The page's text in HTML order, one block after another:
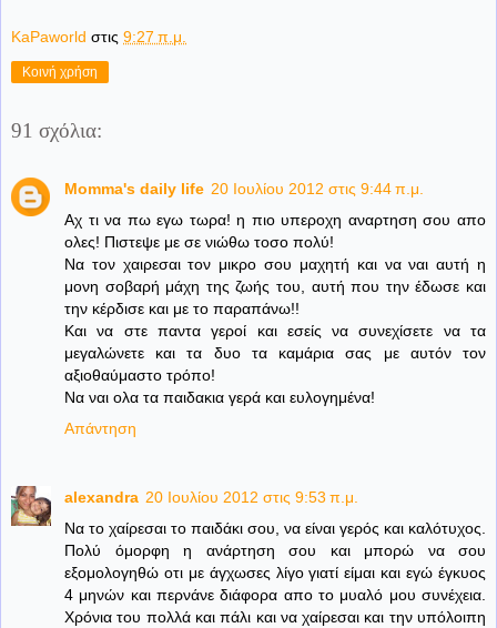
KaPaworld στις 9:27 π.μ.
Κοινή χρήση
91 σχόλια:
Momma's daily life 20 Ιουλίου 2012 στις 9:44 π.μ.
Αχ τι να πω εγω τωρα! η πιο υπεροχη αναρτηση σου απο
ολες! Πιστεψε με σε νιώθω τοσο πολύ!
Να τον χαιρεσαι τον μικρο σου μαχητή και να ναι αυτή η
μονη σοβαρή μάχη της ζωής του, αυτή που την έδωσε και
την κέρδισε και με το παραπάνω!!
Και να στε παντα γεροί και εσείς να συνεχίσετε να τα
μεγαλώνετε και τα δυο τα καμάρια σας με αυτόν τον
αξιοθαύμαστο τρόπο!
Να ναι ολα τα παιδακια γερά και ευλογημένα!
Απάντηση
alexandra 20 Ιουλίου 2012 στις 9:53 π.μ.
Να το χαίρεσαι το παιδάκι σου, να είναι γερός και καλότυχος.
Πολύ όμορφη η ανάρτηση σου και μπορώ να σου
εξομολογηθώ οτι με άγχωσες λίγο γιατί είμαι και εγώ έγκυος
4 μηνών και περνάνε διάφορα απο το μυαλό μου συνέχεια.
Χρόνια του πολλά και πάλι και να χαίρεσαι και την υπόλοιπη